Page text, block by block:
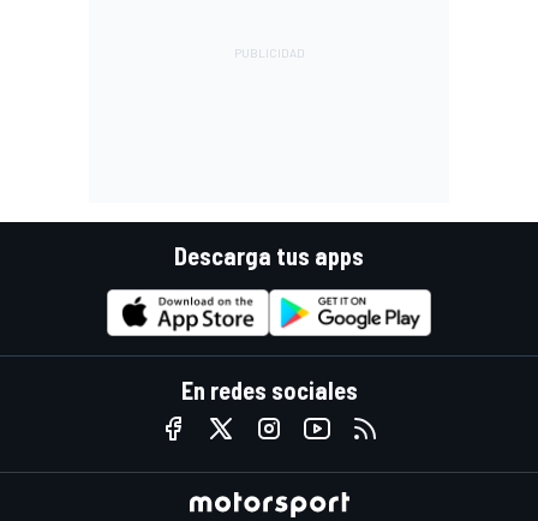
Descarga tus apps
En redes sociales